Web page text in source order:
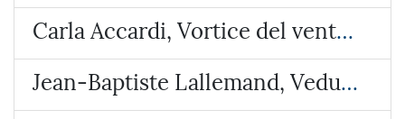
Carla Accardi, Vortice del vento verde
Jean-Baptiste Lallemand, Veduta ideata con l’Arco di Giano e San Giorgio al Velabro